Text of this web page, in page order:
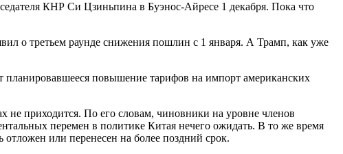
КНР Си Цзиньпина в Буэнос-Айресе 1 декабря. Пока что
о третьем раунде снижения пошлин с 1 января. А Трамп, как уже
планировавшееся повышение тарифов на импорт американских
не приходится. По его словам, чиновники на уровне членов
перемен в политике Китая нечего ожидать. В то же время
или перенесен на более поздний срок.